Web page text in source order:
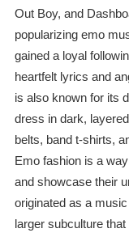
Out Boy, and
popularizing emo
gained a loyal
heartfelt lyrics and
is also known for its
dress in dark,
belts, band t-shirts,
Emo fashion is a
and showcase their
originated as a
larger subculture